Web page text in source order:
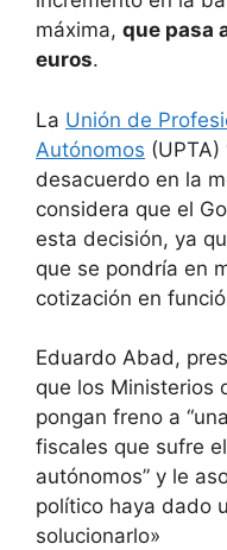
máxima, que pasa
euros.
La Unión de
Autónomos
desacuerdo en la
considera que el
esta decisión, ya
que se pondría en
cotización en
Eduardo Abad,
que los Ministerios
pongan freno a
fiscales que sufre
autónomos” y le
político haya dado
solucionarlo»